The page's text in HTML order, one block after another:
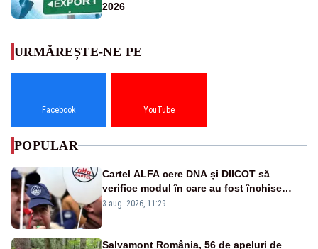
2026
URMĂREȘTE-NE PE
Facebook YouTube
POPULAR
Cartel ALFA cere DNA și DIICOT să
verifice modul în care au fost închise
centralele pe cărbune
3 aug. 2026, 11:29
Salvamont România, 56 de apeluri de